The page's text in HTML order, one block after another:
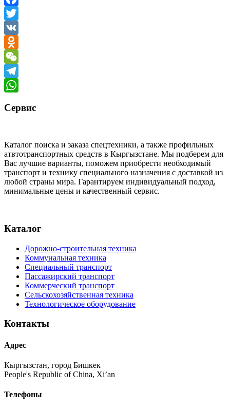
Facebook
Twitter
VK
Odnoklassniki
WeChat
Telegram
Сервис
Каталог поиска и заказа спецтехники, а также профильных
атвтотранспортных средств в Кыргызстане. Мы подберем для
Вас лучшие варианты, поможем приобрести необходимый
транспорт и технику специального назначения с доставкой из
любой страны мира. Гарантируем индивидуальный подход,
минимальные цены и качественный сервис.
Каталог
Дорожно-строительная техника
Коммунальная техника
Специальный транспорт
Пассажирский транспорт
Коммерческий транспорт
Сельскохозяйственная техника
Технологическое оборудование
Контакты
Адрес
Кыргызстан, город Бишкек
People's Republic of China, Xi’an
Телефоны